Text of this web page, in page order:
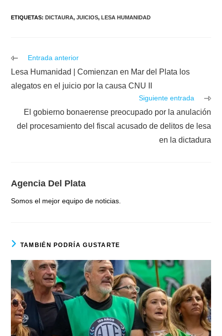
ETIQUETAS:DICTAURA, JUICIOS, LESA HUMANIDAD
Leer
artículos
Entrada anterior
Lesa Humanidad | Comienzan en Mar del Plata los
alegatos en el juicio por la causa CNU II
Siguiente entrada
El gobierno bonaerense preocupado por la anulación
del procesamiento del fiscal acusado de delitos de lesa
en la dictadura
Agencia Del Plata
Somos el mejor equipo de noticias.
TAMBIÉN PODRÍA GUSTARTE